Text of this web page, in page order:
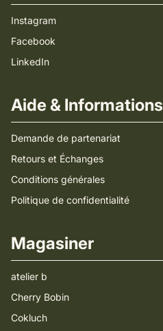
Instagram
Facebook
LinkedIn
Aide & Informations
Demande de partenariat
Retours et Échanges
Conditions générales
Politique de confidentialité
Magasiner
atelier b
Cherry Bobin
Cokluch